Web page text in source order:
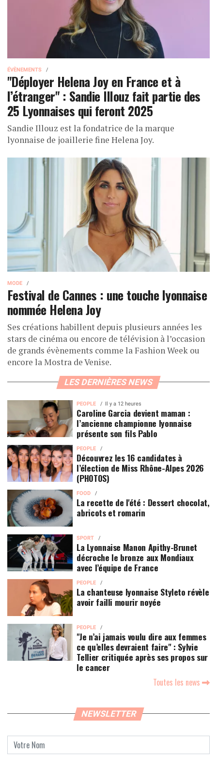
ÉVÈNEMENTS
"Déployer Helena Joy en France et à
l’étranger" : Sandie Illouz fait partie des
25 Lyonnaises qui feront 2025
Sandie Illouz est la fondatrice de la marque
lyonnaise de joaillerie fine Helena Joy.
MODE
Festival de Cannes : une touche lyonnaise
nommée Helena Joy
Ses créations habillent depuis plusieurs années les
stars de cinéma ou encore de télévision à l’occasion
de grands évènements comme la Fashion Week ou
encore la Mostra de Venise.
LES DERNIÈRES NEWS
PEOPLE Il y a 12 heures
Caroline Garcia devient maman :
l’ancienne championne lyonnaise
présente son fils Pablo
PEOPLE
Découvrez les 16 candidates à
l’élection de Miss Rhône-Alpes 2026
(PHOTOS)
FOOD
La recette de l'été : Dessert chocolat,
abricots et romarin
SPORT
La Lyonnaise Manon Apithy-Brunet
décroche le bronze aux Mondiaux
avec l’équipe de France
PEOPLE
La chanteuse lyonnaise Styleto révèle
avoir failli mourir noyée
PEOPLE
"Je n’ai jamais voulu dire aux femmes
ce qu’elles devraient faire" : Sylvie
Tellier critiquée après ses propos sur
le cancer
Toutes les news
NEWSLETTER